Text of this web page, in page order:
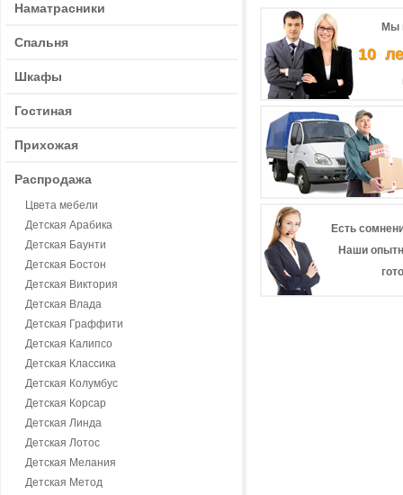
Наматрасники
Спальня
Шкафы
Гостиная
Прихожая
Распродажа
Цвета мебели
Детская Арабика
Детская Баунти
Детская Бостон
Детская Виктория
Детская Влада
Детская Граффити
Детская Калипсо
Детская Классика
Детская Колумбус
Детская Корсар
Детская Линда
Детская Лотос
Детская Мелания
Детская Метод
Мы
10
Есть
Наши